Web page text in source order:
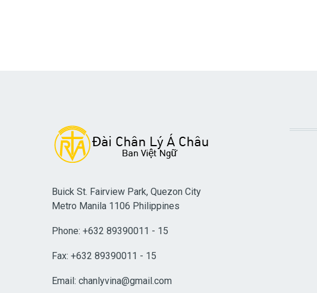
Buick St. Fairview Park, Quezon City
Metro Manila 1106 Philippines
Phone: +632 89390011 - 15
Fax: +632 89390011 - 15
Email: chanlyvina@gmail.com